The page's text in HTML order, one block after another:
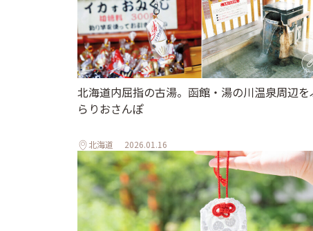
北海道内屈指の古湯。函館・湯の川温泉周辺を
らりおさんぽ
北海道 2026.01.16